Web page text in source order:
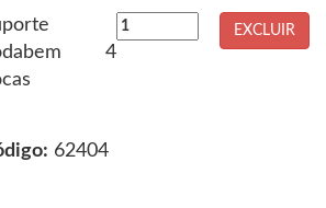
4
62404
EXCLUIR